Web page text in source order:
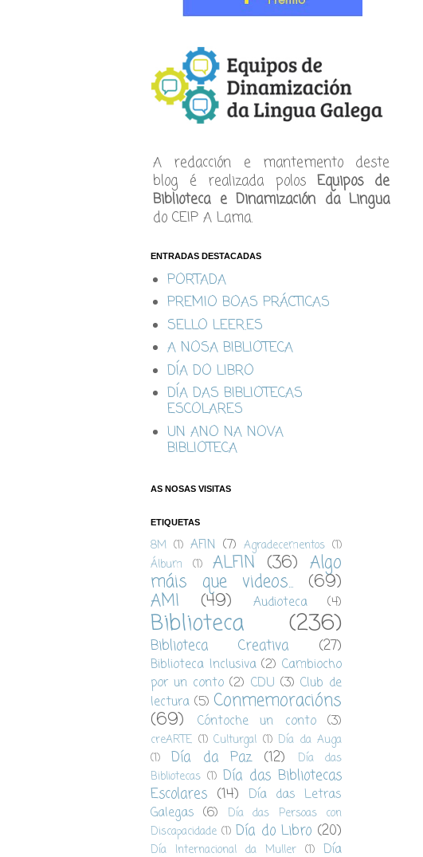
A redacción e mantemento deste
blog é realizada polos Equipos de
Biblioteca e Dinamización da Lingua
do CEIP A Lama.
ENTRADAS DESTACADAS
PORTADA
PREMIO BOAS PRÁCTICAS
SELLO LEER.ES
A NOSA BIBLIOTECA
DÍA DO LIBRO
DÍA DAS BIBLIOTECAS
ESCOLARES
UN ANO NA NOVA
BIBLIOTECA
AS NOSAS VISITAS
ETIQUETAS
8M (1) AFIN (7) Agradecementos (1)
Álbum
(1) ALFIN (36) Algo
máis que videos... (69)
AMI (49) Audioteca (4)
Biblioteca (236)
Biblioteca Creativa (27)
Biblioteca Inclusiva (2) Cambiocho
por un conto (2) CDU (3) Club de
lectura (5) Conmemoracións
(69) Cóntoche un conto (3)
creARTE (1) Culturgal (1) Día da Auga
(1)
Día da Paz (12)
Día das
Bibliotecas (1) Día das Bibliotecas
Escolares (14) Día das Letras
Galegas (6)
Día das Persoas con
Discapacidade (1) Día do Libro (20)
Día Internacional da Muller (1) Día